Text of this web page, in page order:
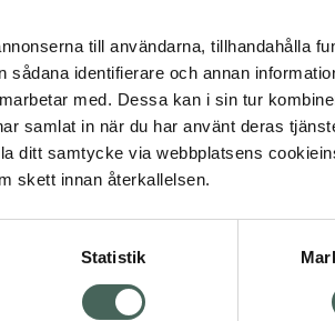
till användarna, tillhandahålla
identifierare och annan
med. Dessa kan i sin tur
samlat in när du har använt deras
ditt samtycke via webbplatsens
skett innan återkallelsen.
Statistik
Medicinteknisk produkt
Kampanjpris online
31,43 kr
Tidigare pris:44,90 kr